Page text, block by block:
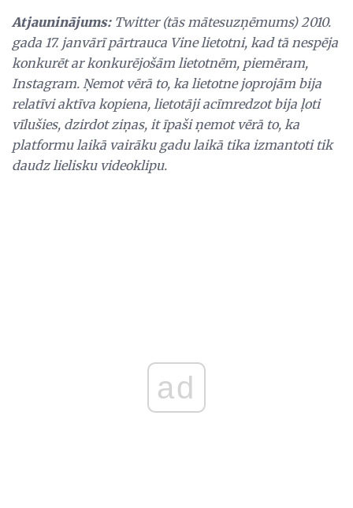
Atjauninājums: Twitter (tās mātesuzņēmums) 2010.
gada 17. janvārī pārtrauca Vine lietotni, kad tā nespēja
konkurēt ar konkurējošām lietotnēm, piemēram,
Instagram. Ņemot vērā to, ka lietotne joprojām bija
relatīvi aktīva kopiena, lietotāji acīmredzot bija ļoti
vīlušies, dzirdot ziņas, it īpaši ņemot vērā to, ka
platformu laikā vairāku gadu laikā tika izmantoti tik
daudz lielisku videoklipu.
ad